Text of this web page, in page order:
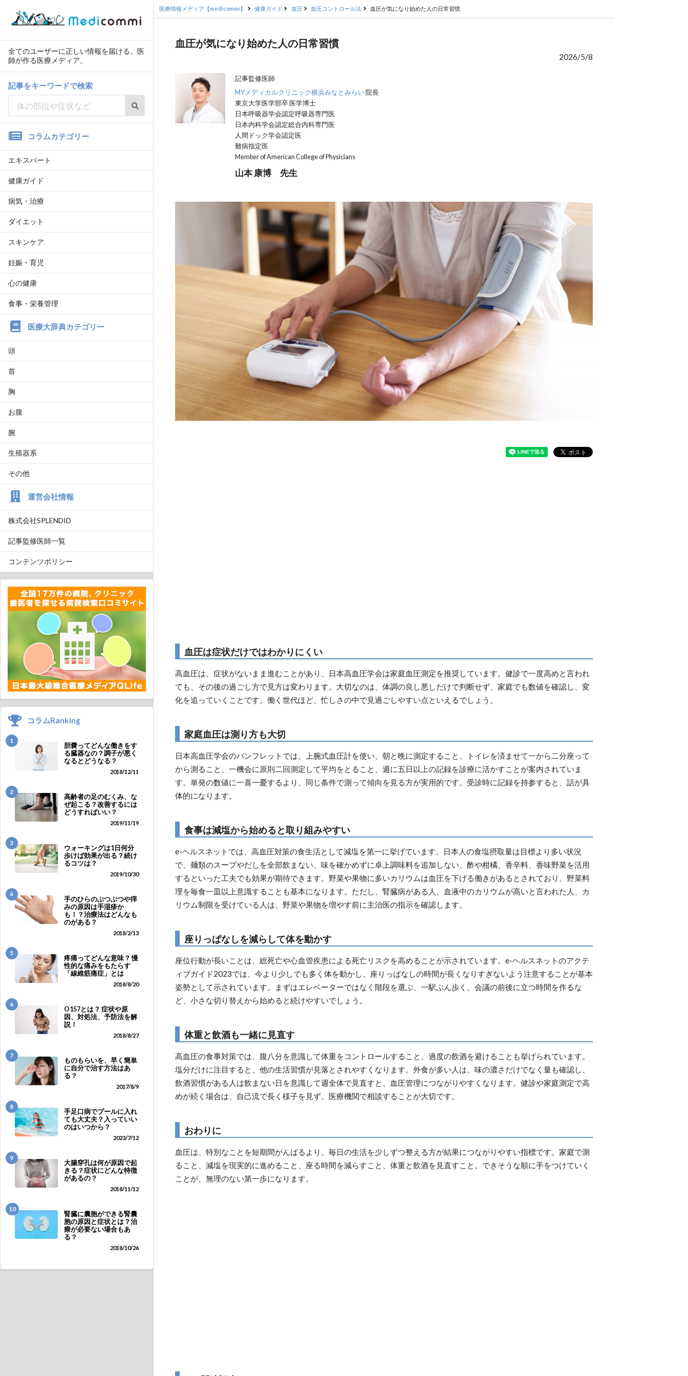
全てのユーザーに正しい情報を届ける。医
師が作る医療メディア。
記事をキーワードで検索
コラムカテゴリー
エキスパート
健康ガイド
病気・治療
ダイエット
スキンケア
妊娠・育児
心の健康
食事・栄養管理
医療大辞典カテゴリー
頭
首
胸
お腹
腕
生殖器系
その他
運営会社情報
株式会社SPLENDID
記事監修医師一覧
コンテンツポリシー
コラムRanking
1
胆嚢ってどんな働きをす
る臓器なの？調子が悪く
なるとどうなる？
2018/12/11
2
高齢者の足のむくみ、な
ぜ起こる？改善するには
どうすればいい？
2019/11/19
3
ウォーキングは1日何分
歩けば効果が出る？続け
るコツは？
2019/10/30
4
手のひらのぶつぶつや痒
みの原因は手湿疹か
も！？治療法はどんなも
のがある？
2018/2/13
5
疼痛ってどんな意味？ 慢
性的な痛みをもたらす
「線維筋痛症」とは
2018/8/20
6
O157とは？ 症状や原
因、対処法、予防法を解
説！
2018/8/27
7
ものもらいを、早く簡単
に自分で治す方法はあ
る？
2017/8/9
8
手足口病でプールに入れ
ても大丈夫？入っていい
のはいつから？
2023/7/12
9
大腸穿孔は何が原因で起
きる？症状にどんな特徴
があるの？
2018/11/12
10
腎臓に囊胞ができる腎囊
胞の原因と症状とは？治
療が必要ない場合もあ
る？
2018/10/26
医療情報メディア【medicommi】 健康ガイド 血圧 血圧コントロール法 血圧が気になり始めた人の日常習慣
血圧が気になり始めた人の日常習慣
2026/5/8
記事監修医師
MYメディカルクリニック横浜みなとみらい院長
東京大学医学部卒 医学博士
日本呼吸器学会認定呼吸器専門医
日本内科学会認定総合内科専門医
人間ドック学会認定医
難病指定医
Member of American College of Physicians
山本 康博 先生
血圧は症状だけではわかりにくい
高血圧は、症状がないまま進むことがあり、日本高血圧学会は家庭血圧測定を推奨しています。健診で一度高めと言われ
ても、その後の過ごし方で見方は変わります。大切なのは、体調の良し悪しだけで判断せず、家庭でも数値を確認し、変
化を追っていくことです。働く世代ほど、忙しさの中で見過ごしやすい点といえるでしょう。
家庭血圧は測り方も大切
日本高血圧学会のパンフレットでは、上腕式血圧計を使い、朝と晩に測定すること、トイレを済ませて一から二分座って
から測ること、一機会に原則二回測定して平均をとること、週に五日以上の記録を診療に活かすことが案内されていま
す。単発の数値に一喜一憂するより、同じ条件で測って傾向を見る方が実用的です。受診時に記録を持参すると、話が具
体的になります。
食事は減塩から始めると取り組みやすい
e-ヘルスネットでは、高血圧対策の食生活として減塩を第一に挙げています。日本人の食塩摂取量は目標より多い状況
で、麺類のスープやだしを全部飲まない、味を確かめずに卓上調味料を追加しない、酢や柑橘、香辛料、香味野菜を活用
するといった工夫でも効果が期待できます。野菜や果物に多いカリウムは血圧を下げる働きがあるとされており、野菜料
理を毎食一皿以上意識することも基本になります。ただし、腎臓病がある人、血液中のカリウムが高いと言われた人、カ
リウム制限を受けている人は、野菜や果物を増やす前に主治医の指示を確認します。
座りっぱなしを減らして体を動かす
座位行動が長いことは、総死亡や心血管疾患による死亡リスクを高めることが示されています。e-ヘルスネットのアクテ
ィブガイド2023では、今より少しでも多く体を動かし、座りっぱなしの時間が長くなりすぎないよう注意することが基本
姿勢として示されています。まずはエレベーターではなく階段を選ぶ、一駅ぶん歩く、会議の前後に立つ時間を作るな
ど、小さな切り替えから始めると続けやすいでしょう。
体重と飲酒も一緒に見直す
高血圧の食事対策では、腹八分を意識して体重をコントロールすること、過度の飲酒を避けることも挙げられています。
塩分だけに注目すると、他の生活習慣が見落とされやすくなります。外食が多い人は、味の濃さだけでなく量も確認し、
飲酒習慣がある人は飲まない日を意識して週全体で見直すと、血圧管理につながりやすくなります。健診や家庭測定で高
めが続く場合は、自己流で長く様子を見ず、医療機関で相談することが大切です。
おわりに
血圧は、特別なことを短期間がんばるより、毎日の生活を少しずつ整える方が結果につながりやすい指標です。家庭で測
ること、減塩を現実的に進めること、座る時間を減らすこと、体重と飲酒を見直すこと。できそうな順に手をつけていく
ことが、無理のない第一歩になります。